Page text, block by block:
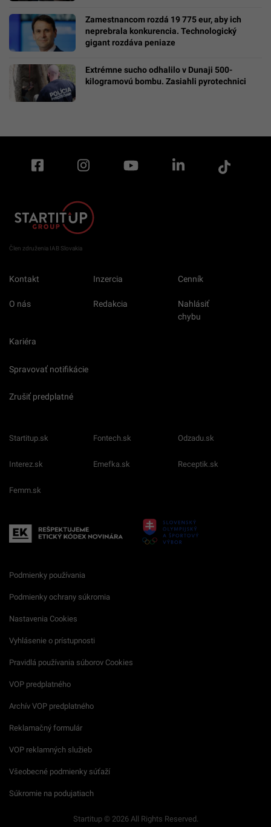
Zamestnancom rozdá 19 775 eur, aby ich
neprebrala konkurencia. Technologický
gigant rozdáva peniaze
Extrémne sucho odhalilo v Dunaji 500-
kilogramovú bombu. Zasiahli pyrotechnici
Člen združenia IAB Slovakia
Kontakt Inzercia Cenník
O nás Redakcia
Nahlásiť
chybu
Kariéra
Spravovať notifikácie
Zrušiť predplatné
Startitup.sk Fontech.sk Odzadu.sk
Interez.sk Emefka.sk Receptik.sk
Femm.sk
Podmienky používania
Podmienky ochrany súkromia
Nastavenia Cookies
Vyhlásenie o prístupnosti
Pravidlá používania súborov Cookies
VOP predplatného
Archív VOP predplatného
Reklamačný formulár
VOP reklamných služieb
Všeobecné podmienky súťaží
Súkromie na podujatiach
Startitup © 2026 All Rights Reserved.